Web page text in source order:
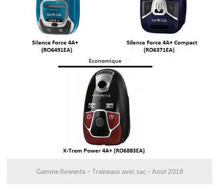
Gamme Rowenta – Traineaux avec sac – Aout 2018